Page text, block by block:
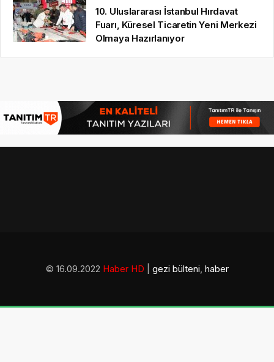
10. Uluslararası İstanbul Hırdavat
Fuarı, Küresel Ticaretin Yeni Merkezi
Olmaya Hazırlanıyor
© 16.09.2022 Haber HD gezi bülteni, haber